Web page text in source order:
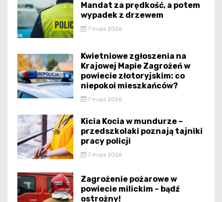
Mandat za prędkość, a potem
wypadek z drzewem
7 maja 2026
Kwietniowe zgłoszenia na
Krajowej Mapie Zagrożeń w
powiecie złotoryjskim: co
niepokoi mieszkańców?
7 maja 2026
Kicia Kocia w mundurze –
przedszkolaki poznają tajniki
pracy policji
7 maja 2026
Zagrożenie pożarowe w
powiecie milickim – bądź
ostrożny!